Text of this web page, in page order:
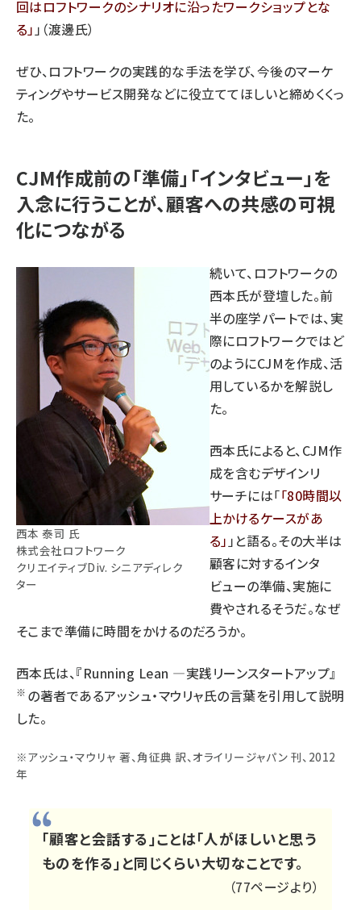
回はロフトワークのシナリオに沿ったワークショップとな
る 」（渡邊氏）
ぜひ、ロフトワークの実践的な手法を学び、今後のマーケ
ティングやサービス開発などに役立ててほしいと締めくくっ
た。
CJM作成前の「準備」「インタビュー」を
入念に行うことが、顧客への共感の可視
化につながる
西本 泰司 氏
株式会社ロフトワーク
クリエイティブDiv. シニアディレク
ター
続いて、ロフトワークの
西本氏が登壇した。前
半の座学パートでは、実
際にロフトワークではど
のようにCJMを作成、活
用しているかを解説し
た。
西本氏によると、CJM作
成を含むデザインリ
サーチには「 80時間以
上かけるケースがあ
る 」と語る。その大半は
顧客に対するインタ
ビューの準備、実施に
費やされるそうだ。なぜ
そこまで準備に時間をかけるのだろうか。
西本氏は、『Running Lean ―実践リーンスタートアップ』
※ の著者であるアッシュ・マウリャ氏の言葉を引用して説明
した。
※アッシュ・マウリャ 著、角征典 訳、オライリージャパン 刊、2012
年
「顧客と会話する」ことは「人がほしいと思う
ものを作る」と同じくらい大切なことです。
（77ページより）